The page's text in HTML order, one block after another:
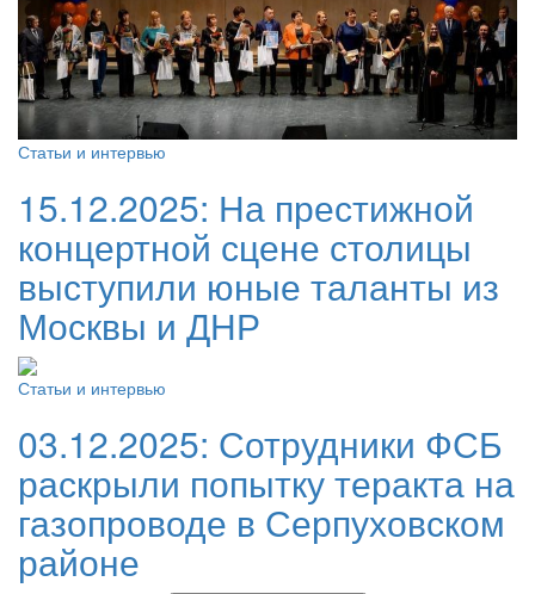
Статьи и интервью
15.12.2025: На престижной
концертной сцене столицы
выступили юные таланты из
Москвы и ДНР
Статьи и интервью
03.12.2025: Сотрудники ФСБ
раскрыли попытку теракта на
газопроводе в Серпуховском
районе